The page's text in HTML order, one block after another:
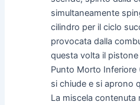
simultaneamente
cilindro per il ciclo
provocata dalla
questa volta il
Punto Morto Inferiore
si chiude e si aprono
La miscela contenuta